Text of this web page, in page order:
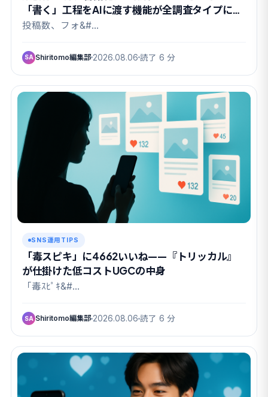
「書く」工程をAIに渡す機能が全調査タイプに広
がりました
投稿数、フォ&#…
SA Shiritomo編集部 2026.08.06 読了 6 分
SNS運用TIPS
「毒スピキ」に4662いいね——『トリッカル』
が仕掛けた低コストUGCの中身
「毒ｽﾋﾟｷ&#…
SA Shiritomo編集部 2026.08.06 読了 6 分